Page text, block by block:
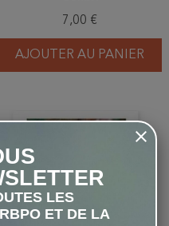
7,00 €
AJOUTER AU PANIER
favorite_border
LES
ET DE LA